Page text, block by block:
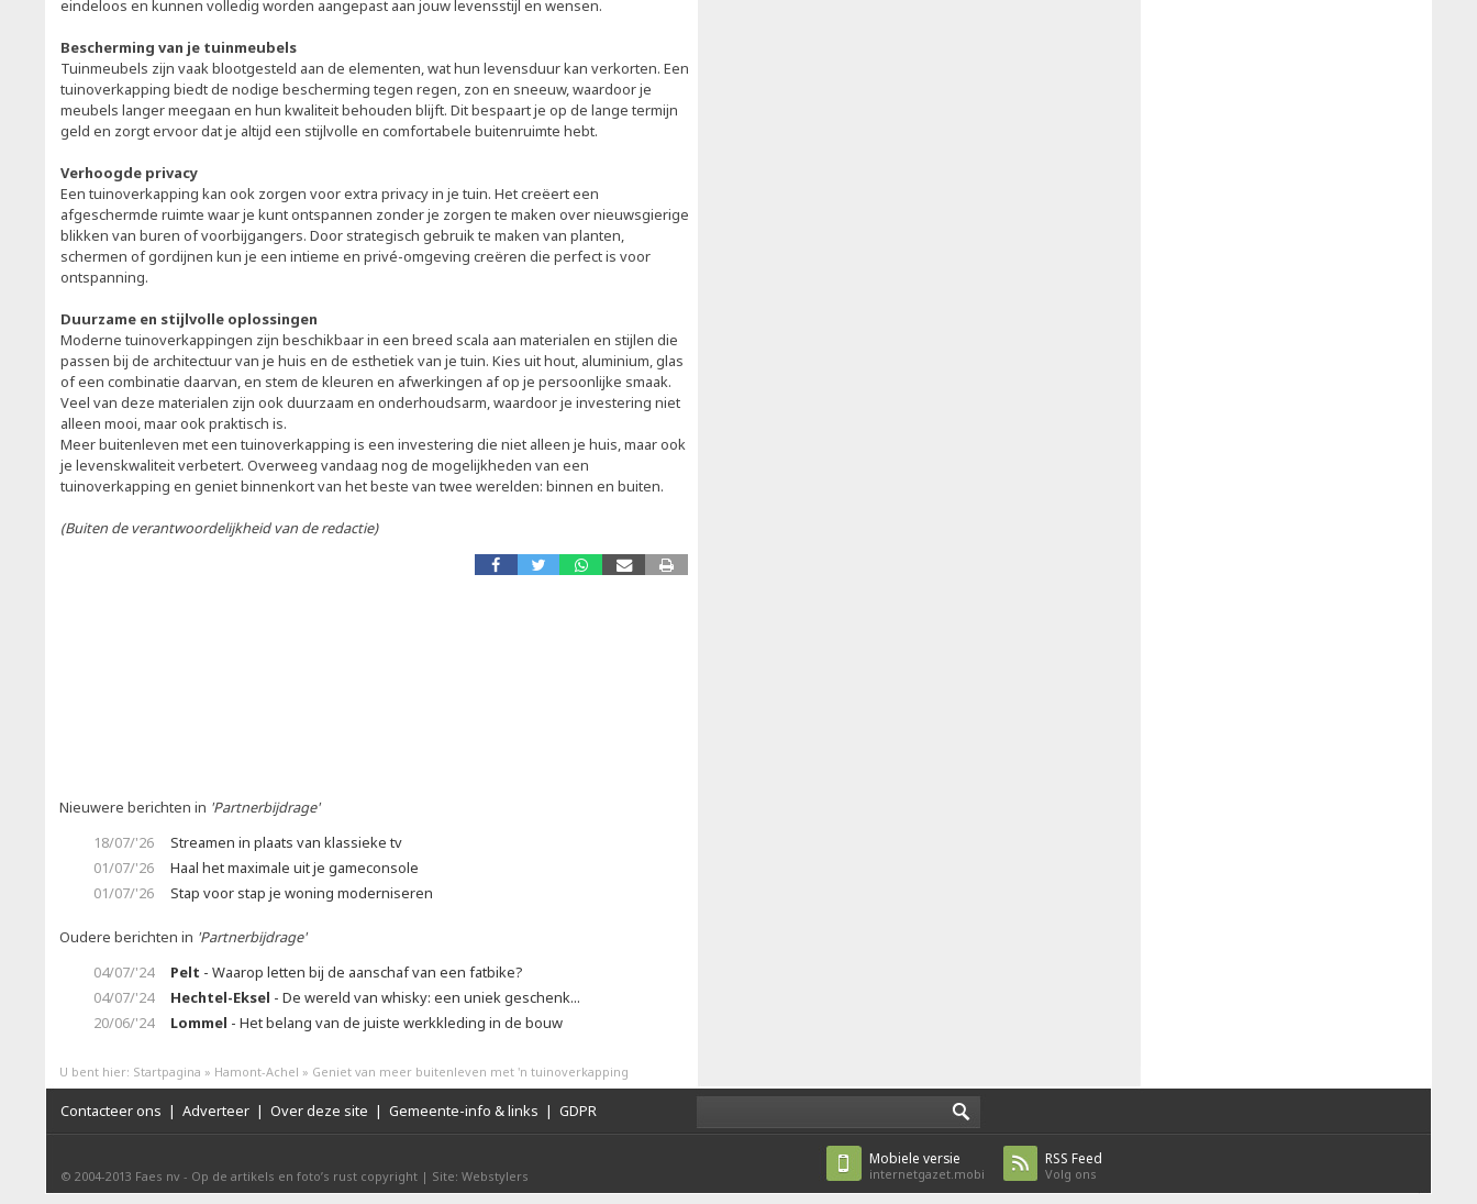
eindeloos en kunnen volledig worden aangepast aan jouw levensstijl en wensen.
Bescherming van je tuinmeubels
Tuinmeubels zijn vaak blootgesteld aan de elementen, wat hun levensduur kan verkorten. Een
tuinoverkapping biedt de nodige bescherming tegen regen, zon en sneeuw, waardoor je
meubels langer meegaan en hun kwaliteit behouden blijft. Dit bespaart je op de lange termijn
geld en zorgt ervoor dat je altijd een stijlvolle en comfortabele buitenruimte hebt.
Verhoogde privacy
Een tuinoverkapping kan ook zorgen voor extra privacy in je tuin. Het creëert een
afgeschermde ruimte waar je kunt ontspannen zonder je zorgen te maken over nieuwsgierige
blikken van buren of voorbijgangers. Door strategisch gebruik te maken van planten,
schermen of gordijnen kun je een intieme en privé-omgeving creëren die perfect is voor
ontspanning.
Duurzame en stijlvolle oplossingen
Moderne tuinoverkappingen zijn beschikbaar in een breed scala aan materialen en stijlen die
passen bij de architectuur van je huis en de esthetiek van je tuin. Kies uit hout, aluminium, glas
of een combinatie daarvan, en stem de kleuren en afwerkingen af op je persoonlijke smaak.
Veel van deze materialen zijn ook duurzaam en onderhoudsarm, waardoor je investering niet
alleen mooi, maar ook praktisch is.
Meer buitenleven met een tuinoverkapping is een investering die niet alleen je huis, maar ook
je levenskwaliteit verbetert. Overweeg vandaag nog de mogelijkheden van een
tuinoverkapping en geniet binnenkort van het beste van twee werelden: binnen en buiten.
(Buiten de verantwoordelijkheid van de redactie)
Nieuwere berichten in 'Partnerbijdrage'
18/07/'26
Streamen in plaats van klassieke tv
01/07/'26
Haal het maximale uit je gameconsole
01/07/'26
Stap voor stap je woning moderniseren
Oudere berichten in 'Partnerbijdrage'
04/07/'24
Pelt - Waarop letten bij de aanschaf van een fatbike?
04/07/'24
Hechtel-Eksel - De wereld van whisky: een uniek geschenk...
20/06/'24
Lommel - Het belang van de juiste werkkleding in de bouw
U bent hier: Startpagina » Hamont-Achel » Geniet van meer buitenleven met 'n tuinoverkapping
Contacteer ons | Adverteer | Over deze site | Gemeente-info & links | GDPR
© 2004-2013 Faes nv - Op de artikels en foto’s rust copyright | Site: Webstylers
RSS Feed
Volg ons
Mobiele versie
internetgazet.mobi